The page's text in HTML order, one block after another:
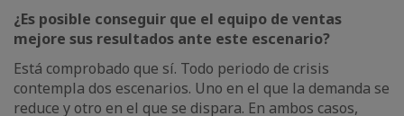
¿Es posible conseguir que el equipo de ventas
mejore sus resultados ante este escenario?
Está comprobado que sí. Todo periodo de crisis
contempla dos escenarios. Uno en el que la demanda se
reduce y otro en el que se dispara. En ambos casos,